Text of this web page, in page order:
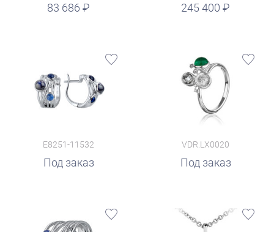
83 686 245 400
руб.
E8251-11532
Под заказ
VDR.LX0020
Под заказ